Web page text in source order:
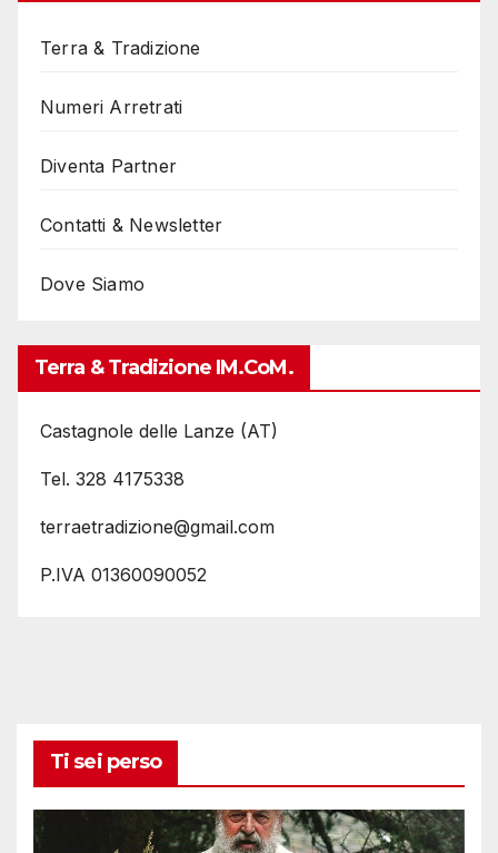
Terra & Tradizione
Numeri Arretrati
Diventa Partner
Contatti & Newsletter
Dove Siamo
Terra & Tradizione IM.coM.
Castagnole delle Lanze (AT)
Tel. 328 4175338
terraetradizione@gmail.com
P.IVA 01360090052
Ti sei perso